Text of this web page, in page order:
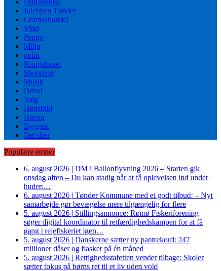
Julebyen Tønder
Grænsehandel
Vind
Penge
Miljø
politi
Kongehuset
Shopping
Musik
Debat
Valg
Dødsfald
Haven
Byggeri
Det sker
Populære emner
6. august 2026 | DM i Ballonflyvning 2026 – Starten gik
onsdag aften – Du kan stadig når at få oplevelsen ind under
huden…
6. august 2026 | Tønder Kommune med et godt tilbud: – Nyt
samarbejde gør bevægelse mere tilgængelig for flere
5. august 2026 | Stillingsannonce: Rømø Fiskeriforening
søger digital koordinator til retfærdighedskampen for at få
gang i rejefiskeriet igen…
5. august 2026 | Danskerne sætter ny pantrekord: 247
millioner dåser og flasker på én måned
5. august 2026 | Rettighedsstafetten vender tilbage: Skoler
sætter fokus på børns ret til et liv uden vold